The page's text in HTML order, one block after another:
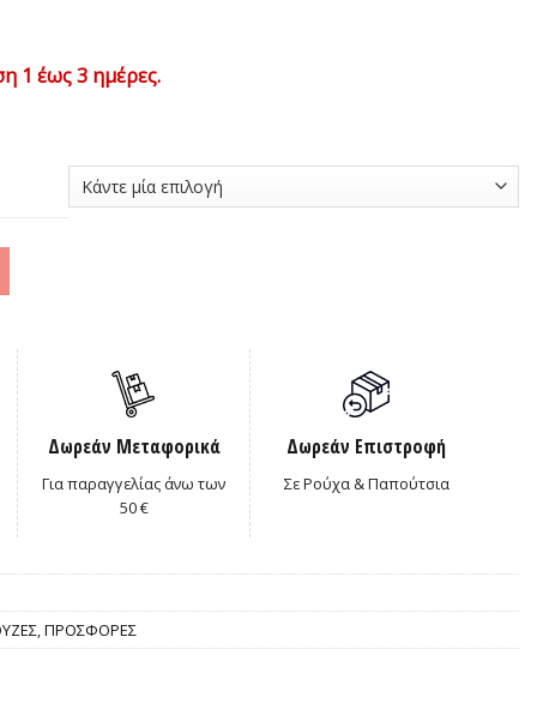
1 έως 3 ημέρες.
Δωρεάν Μεταφορικά
Για παραγγελίας άνω των
50 €
Δωρεάν Επιστροφή
Σε Ρούχα & Παπούτσια
,ΠΡΟΣΦΟΡΕΣ